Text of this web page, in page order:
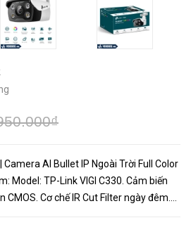
Camera AI Bullet IP Ngoài Trời Full Color
Cơ chế IR Cut Filter ngày đêm.